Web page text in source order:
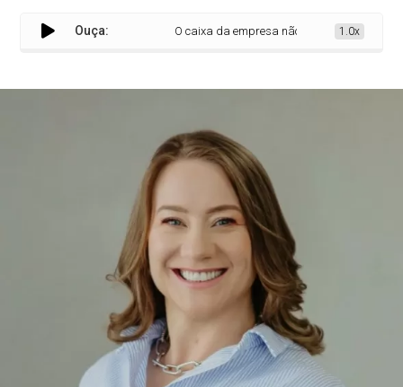
Ouça: O caixa da empresa não é o bolso do empresário
1.0x